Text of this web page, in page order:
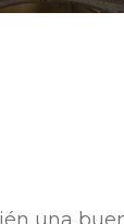
una